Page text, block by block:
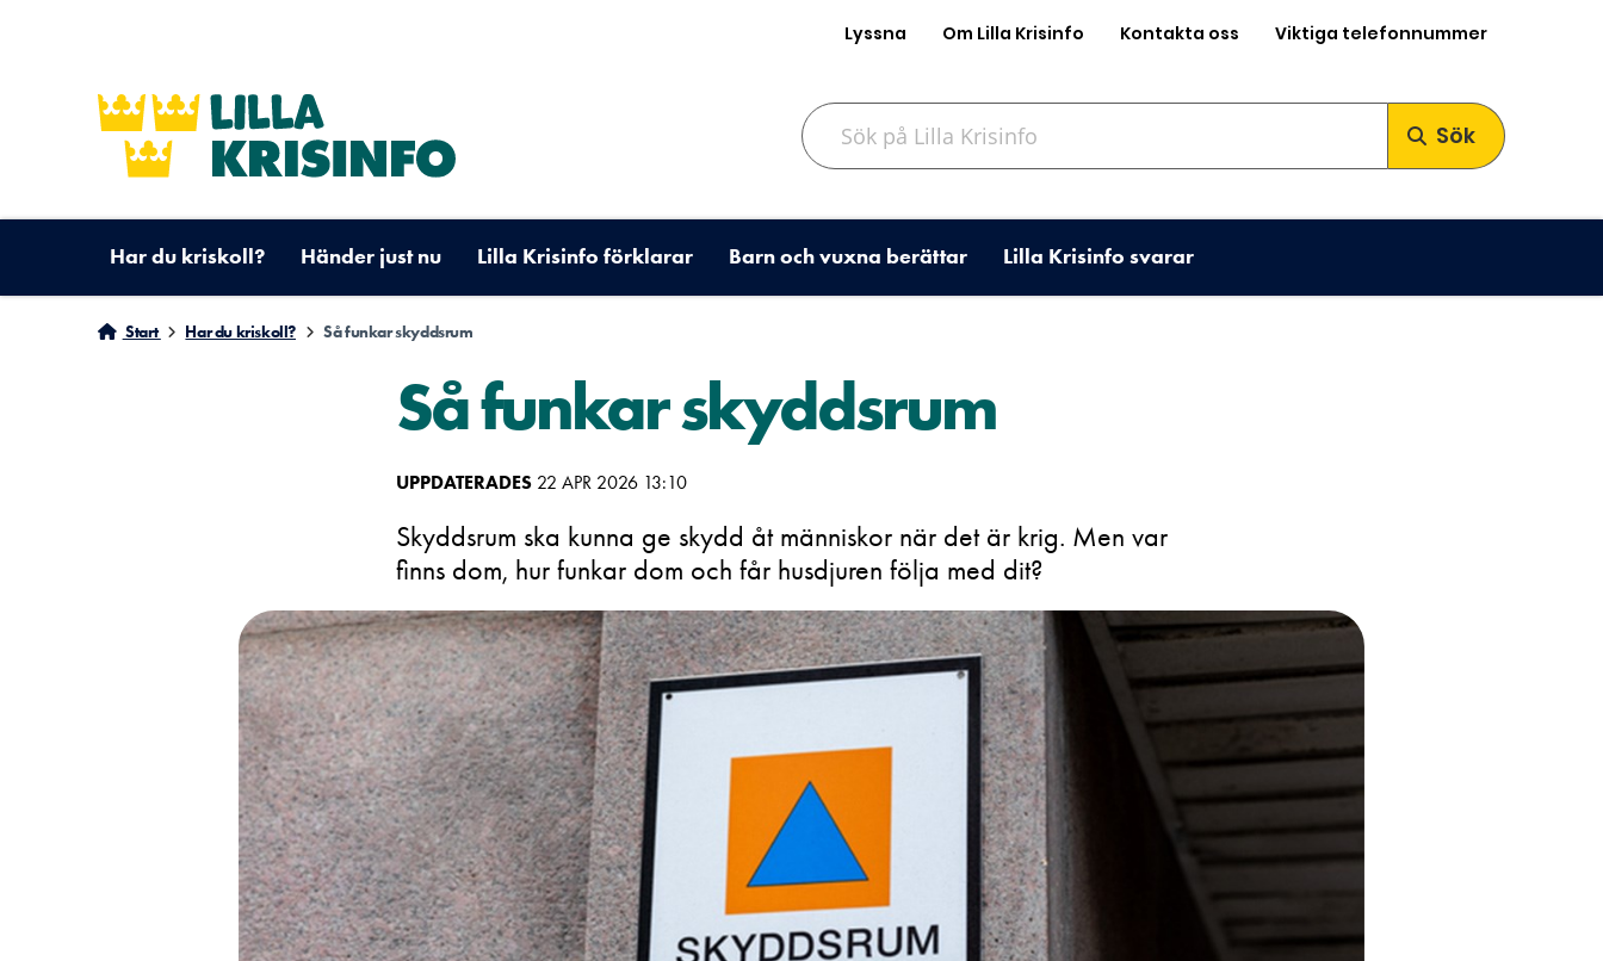
Lyssna Om Lilla Krisinfo Kontakta oss Viktiga telefonnummer
Sök på Lilla Krisinfo
Sök
Har du kriskoll? Händer just nu Lilla Krisinfo förklarar Barn och vuxna berättar Lilla Krisinfo svarar
Start Har du kriskoll? Så funkar skyddsrum
Så funkar skyddsrum
UPPDATERADES 22 APR 2026 13:10
Skyddsrum ska kunna ge skydd åt människor när det är krig. Men var
finns dom, hur funkar dom och får husdjuren följa med dit?